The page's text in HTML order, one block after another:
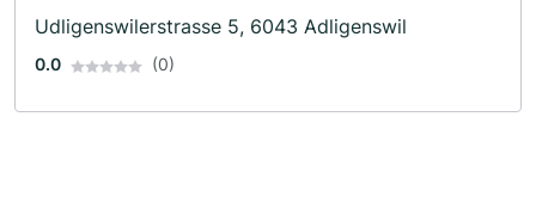
Udligenswilerstrasse 5, 6043 Adligenswil
0.0 (0)